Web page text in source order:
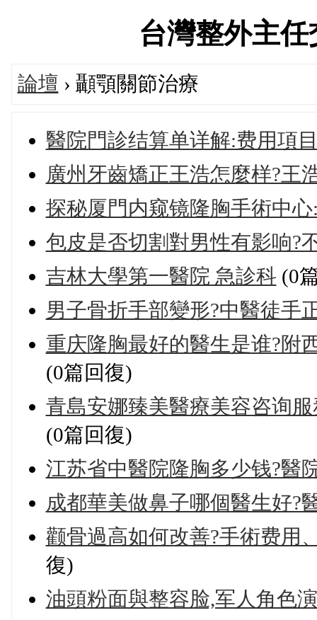
台灣整外主
論壇 › 顳顎關節治療
醫院門診结算单详解:费用項
廣州牙齒矯正王浩怎麼样?王
探秘厦門内窥镜隆胸手術中
包皮是否切割對男性有影响?
吉林大學第一醫院 急診科 (0
男子骨折手部變形?中醫徒手
重庆隆胸最好的醫生是谁?附
(0篇回復)
青島安娜臻美醫療美容咨询
(0篇回復)
江苏省中醫院隆胸多少钱?醫
成都華美做鼻子哪個醫生好?
颧骨過高如何改善?手術费用
復)
油頭粉面與整容脸,军人角色